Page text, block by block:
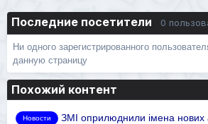
Последние посетители 0
Ни одного зарегистрированного
данную страницу
Похожий контент
Новости
ЗМІ оприлюднили імена нових